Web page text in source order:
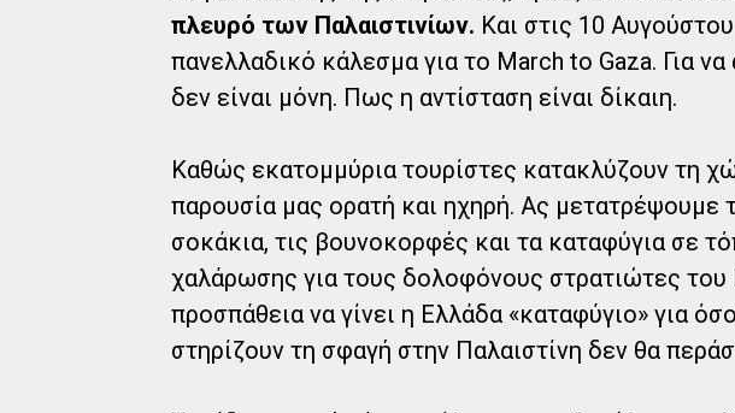
πλευρό των Παλαιστινίων. Και στις 10
πανελλαδικό κάλεσμα για το March to Gaza. Για
δεν είναι μόνη. Πως η αντίσταση είναι δίκαιη.
Καθώς εκατομμύρια τουρίστες κατακλύζουν τη
παρουσία μας ορατή και ηχηρή. Ας μετατρέψουμε
σοκάκια, τις βουνοκορφές και τα καταφύγια σε
χαλάρωσης για τους δολοφόνους στρατιώτες
προσπάθεια να γίνει η Ελλάδα «καταφύγιο» για
στηρίζουν τη σφαγή στην Παλαιστίνη δεν θα